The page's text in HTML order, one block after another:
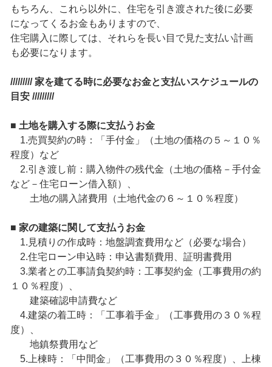
もちろん、これら以外に、住宅を引き渡された後に必要
になってくるお金もありますので、
住宅購入に際しては、それらを長い目で見た支払い計画
も必要になります。
///////// 家を建てる時に必要なお金と支払いスケジュールの
目安 /////////
■ 土地を購入する際に支払うお金
1.売買契約の時：「手付金」（土地の価格の５～１０％
程度）など
2.引き渡し前：購入物件の残代金（土地の価格－手付金
など－住宅ローン借入額）、
土地の購入諸費用（土地代金の６～１０％程度）
■ 家の建築に関して支払うお金
1.見積りの作成時：地盤調査費用など（必要な場合）
2.住宅ローン申込時：申込書類費用、証明書費用
3.業者との工事請負契約時：工事契約金（工事費用の約
１０％程度）、
建築確認申請費など
4.建築の着工時：「工事着手金」（工事費用の３０％程
度）、
地鎮祭費用など
5.上棟時：「中間金」（工事費用の３０％程度）、上棟